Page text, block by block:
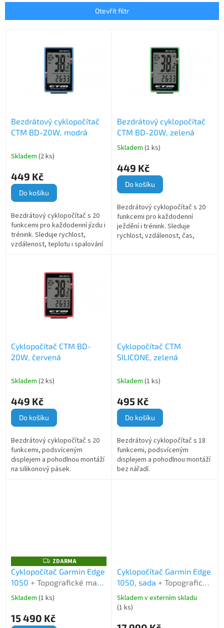
í
Otevřít filtr
Bezdrátový cyklopočítač
CTM BD-20W, modrá
Skladem (2 ks)
449 Kč
Do košíku
Bezdrátový cyklopočítač s 20
funkcemi pro každodenní jízdu i
trénink. Sleduje rychlost,
vzdálenost, teplotu i spalování
Bezdrátový cyklopočítač
CTM BD-20W, zelená
Průměrné
produktu
je
5,0
z
5
hvězdiček.
Skladem (1 ks)
449 Kč
Do košíku
Bezdrátový cyklopočítač s 20
funkcemi pro každodenní
ježdění i trénink. Sleduje
rychlost, vzdálenost, čas,
Cyklopočítač CTM BD-
20W, červená
Skladem (2 ks)
449 Kč
Do košíku
Bezdrátový cyklopočítač s 20
funkcemi, podsvíceným
displejem a pohodlnou montáží
na silikonový pásek.
Cyklopočítač CTM
SILICONE, zelená
Skladem (1 ks)
495 Kč
Do košíku
Bezdrátový cyklopočítač s 18
funkcemi, podsvíceným
displejem a pohodlnou montáží
bez nářadí.
Z
D
A
R
M
A
ZDARMA
Cyklopočítač Garmin Edge
1050 + Topografické mapy
Garmin TOPO CZECH V5
Průměrné
produktu
Skladem (1 ks)
15 490 Kč
Cyklopočítač Garmin Edge
1050, sada + Topografické
mapy Garmin TOPO CZECH
V5 Pro
Průměrné
hodnocení
produktu
Skladem v externím skladu
(1 ks)